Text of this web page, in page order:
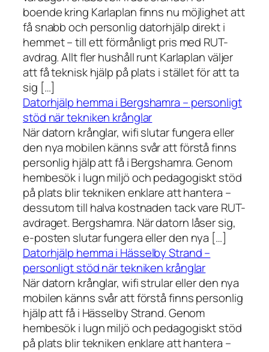
boende kring Karlaplan finns nu möjlighet att
få snabb och personlig datorhjälp direkt i
hemmet – till ett förmånligt pris med RUT-
avdrag. Allt fler hushåll runt Karlaplan väljer
att få teknisk hjälp på plats i stället för att ta
sig […]
Datorhjälp hemma i Bergshamra – personligt
stöd när tekniken krånglar
När datorn krånglar, wifi slutar fungera eller
den nya mobilen känns svår att förstå finns
personlig hjälp att få i Bergshamra. Genom
hembesök i lugn miljö och pedagogiskt stöd
på plats blir tekniken enklare att hantera –
dessutom till halva kostnaden tack vare RUT-
avdraget. Bergshamra. När datorn låser sig,
e-posten slutar fungera eller den nya […]
Datorhjälp hemma i Hässelby Strand –
personligt stöd när tekniken krånglar
När datorn krånglar, wifi strular eller den nya
mobilen känns svår att förstå finns personlig
hjälp att få i Hässelby Strand. Genom
hembesök i lugn miljö och pedagogiskt stöd
på plats blir tekniken enklare att hantera –